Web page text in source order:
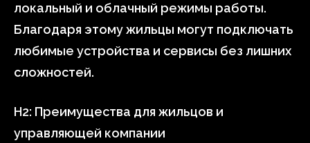
локальный и облачный режимы работы.
Благодаря этому жильцы могут подключать
любимые устройства и сервисы без лишних
сложностей.
H2: Преимущества для жильцов и
управляющей компании